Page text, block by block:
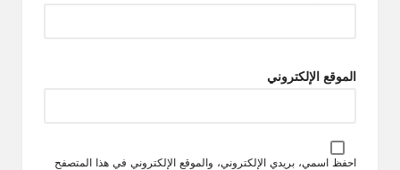
الموقع الإلكتروني
احفظ اسمي، بريدي الإلكتروني، والموقع الإلكتروني في هذا المتصفح